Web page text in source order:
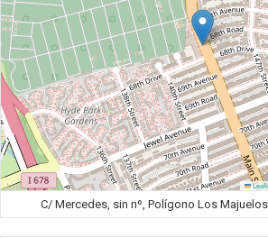
C/ Mercedes, sin nº, Polígono Los